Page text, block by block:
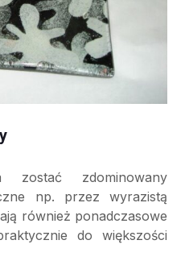
zdominowany
np. przez wyrazistą
również ponadczasowe
do większości